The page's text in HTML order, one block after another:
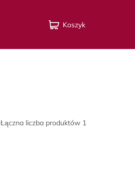
Koszyk
Łączna liczba produktów 1